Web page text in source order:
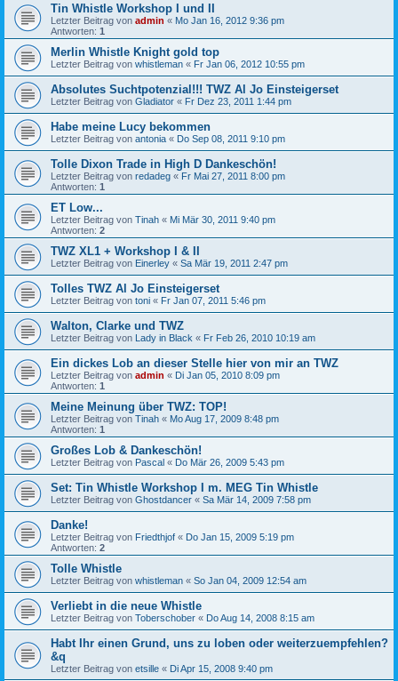
Tin Whistle Workshop I und II
Letzter Beitrag von admin « Mo Jan 16, 2012 9:36 pm
Antworten: 1
Merlin Whistle Knight gold top
Letzter Beitrag von whistleman « Fr Jan 06, 2012 10:55 pm
Absolutes Suchtpotenzial!!! TWZ Al Jo Einsteigerset
Letzter Beitrag von Gladiator « Fr Dez 23, 2011 1:44 pm
Habe meine Lucy bekommen
Letzter Beitrag von antonia « Do Sep 08, 2011 9:10 pm
Tolle Dixon Trade in High D Dankeschön!
Letzter Beitrag von redadeg « Fr Mai 27, 2011 8:00 pm
Antworten: 1
ET Low...
Letzter Beitrag von Tinah « Mi Mär 30, 2011 9:40 pm
Antworten: 2
TWZ XL1 + Workshop I & II
Letzter Beitrag von Einerley « Sa Mär 19, 2011 2:47 pm
Tolles TWZ Al Jo Einsteigerset
Letzter Beitrag von toni « Fr Jan 07, 2011 5:46 pm
Walton, Clarke und TWZ
Letzter Beitrag von Lady in Black « Fr Feb 26, 2010 10:19 am
Ein dickes Lob an dieser Stelle hier von mir an TWZ
Letzter Beitrag von admin « Di Jan 05, 2010 8:09 pm
Antworten: 1
Meine Meinung über TWZ: TOP!
Letzter Beitrag von Tinah « Mo Aug 17, 2009 8:48 pm
Antworten: 1
Großes Lob & Dankeschön!
Letzter Beitrag von Pascal « Do Mär 26, 2009 5:43 pm
Set: Tin Whistle Workshop I m. MEG Tin Whistle
Letzter Beitrag von Ghostdancer « Sa Mär 14, 2009 7:58 pm
Danke!
Letzter Beitrag von Friedthjof « Do Jan 15, 2009 5:19 pm
Antworten: 2
Tolle Whistle
Letzter Beitrag von whistleman « So Jan 04, 2009 12:54 am
Verliebt in die neue Whistle
Letzter Beitrag von Toberschober « Do Aug 14, 2008 8:15 am
Habt Ihr einen Grund, uns zu loben oder weiterzuempfehlen?
&q
Letzter Beitrag von etsille « Di Apr 15, 2008 9:40 pm